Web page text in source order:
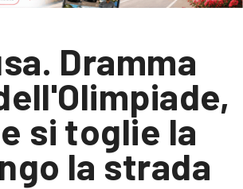
Dramma
si toglie la
la strada